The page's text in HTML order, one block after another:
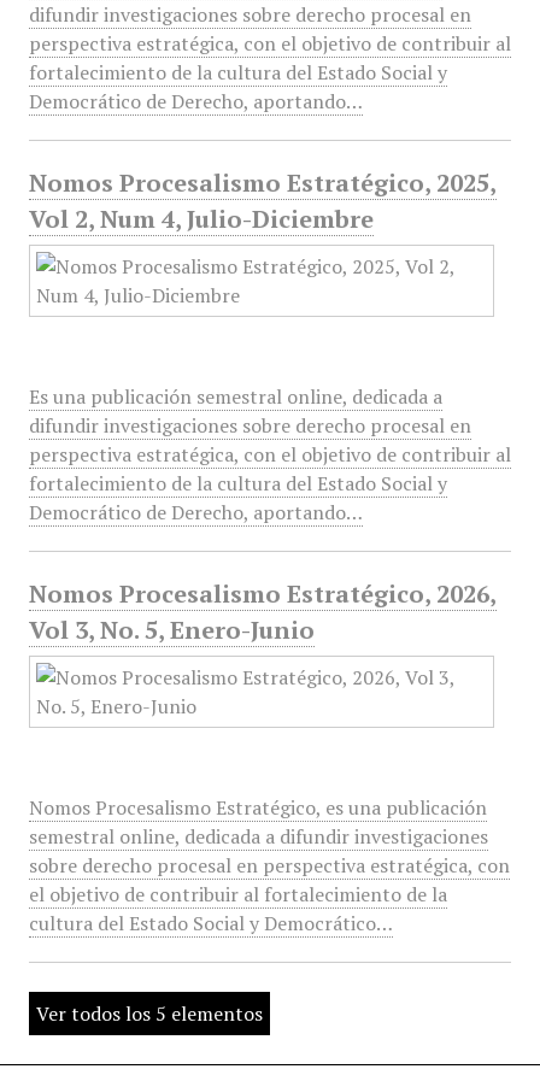
difundir investigaciones sobre derecho procesal en
perspectiva estratégica, con el objetivo de contribuir al
fortalecimiento de la cultura del Estado Social y
Democrático de Derecho, aportando…
Nomos Procesalismo Estratégico, 2025,
Vol 2, Num 4, Julio-Diciembre
Es una publicación semestral online, dedicada a
difundir investigaciones sobre derecho procesal en
perspectiva estratégica, con el objetivo de contribuir al
fortalecimiento de la cultura del Estado Social y
Democrático de Derecho, aportando…
Nomos Procesalismo Estratégico, 2026,
Vol 3, No. 5, Enero-Junio
Nomos Procesalismo Estratégico, es una publicación
semestral online, dedicada a difundir investigaciones
sobre derecho procesal en perspectiva estratégica, con
el objetivo de contribuir al fortalecimiento de la
cultura del Estado Social y Democrático…
Ver todos los 5 elementos